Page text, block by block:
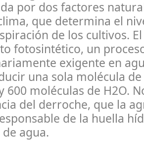
por dos factores
que determina el
de los cultivos.
fotosintético, un
exigente en
una sola molécula
600 moléculas de H2O.
del derroche, que la
de la huella
agua.